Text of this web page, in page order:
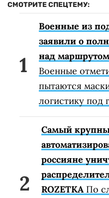
СМОТРИТЕ СПЕЦТЕМУ:
Военные из
заявили о
над
Военные
пытаются
логистику под
Самый
россияне
ROZETKA По